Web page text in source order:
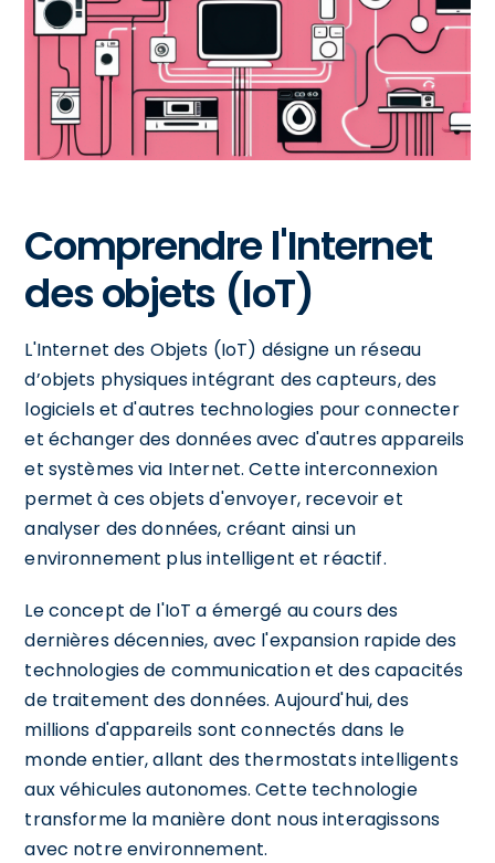
Comprendre l'Internet
des objets (IoT)
L'Internet des Objets (IoT) désigne un réseau
d’objets physiques intégrant des capteurs, des
logiciels et d'autres technologies pour connecter
et échanger des données avec d'autres appareils
et systèmes via Internet. Cette interconnexion
permet à ces objets d'envoyer, recevoir et
analyser des données, créant ainsi un
environnement plus intelligent et réactif.
Le concept de l'IoT a émergé au cours des
dernières décennies, avec l'expansion rapide des
technologies de communication et des capacités
de traitement des données. Aujourd'hui, des
millions d'appareils sont connectés dans le
monde entier, allant des thermostats intelligents
aux véhicules autonomes. Cette technologie
transforme la manière dont nous interagissons
avec notre environnement.